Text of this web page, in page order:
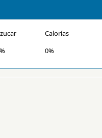
Calorías
0%